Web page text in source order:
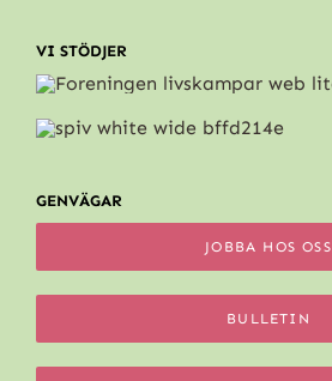
VI STÖDJER
GENVÄGAR
JOBBA HOS OSS
BULLETIN